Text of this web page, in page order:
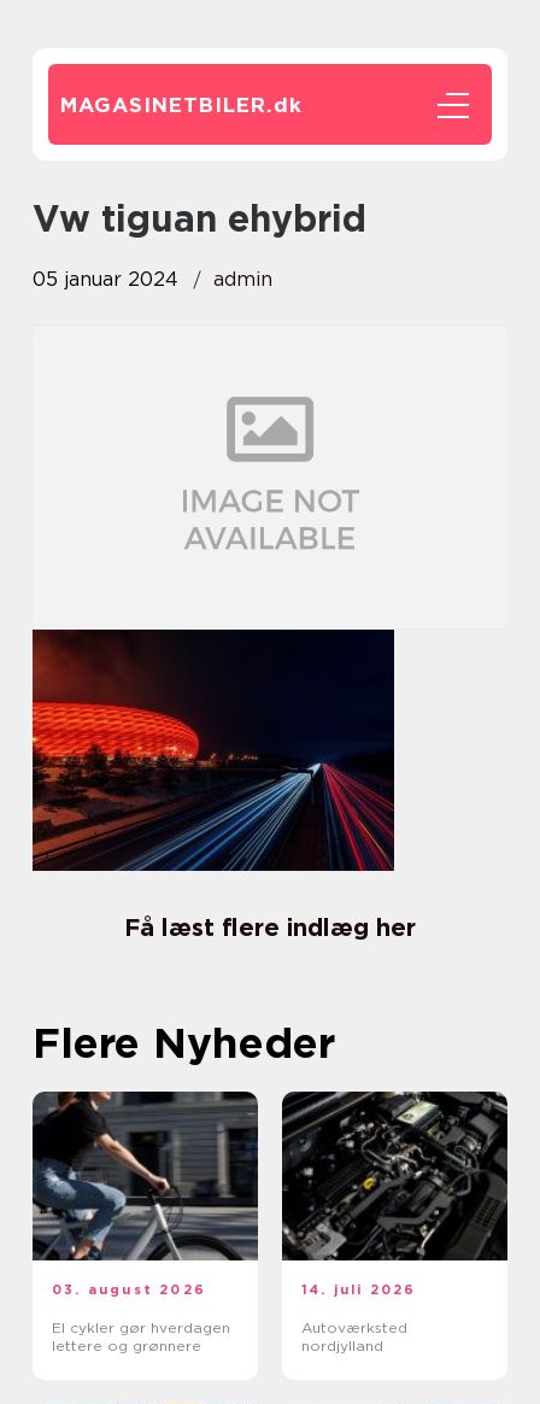
MAGASINETBILER.dk
vw tiguan ehybrid
05 januar 2024 admin
Få læst flere indlæg her
Flere Nyheder
03. august 2026
El cykler gør hverdagen
lettere og grønnere
14. juli 2026
Autoværksted
nordjylland